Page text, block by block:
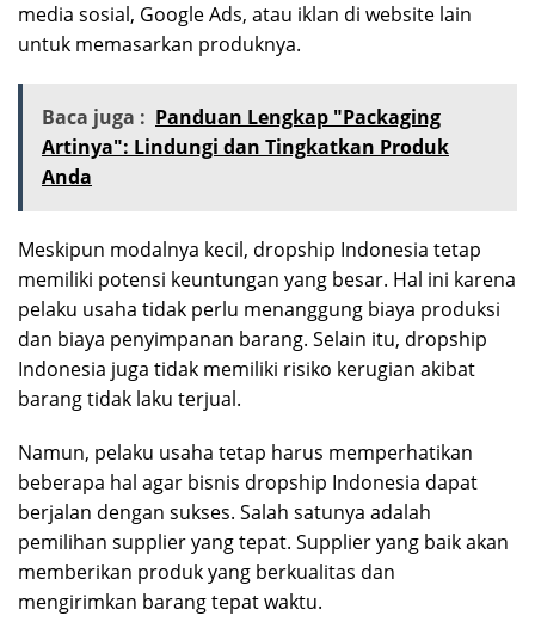
media sosial, Google Ads, atau iklan di website lain
untuk memasarkan produknya.
Baca juga : Panduan Lengkap "Packaging
Artinya": Lindungi dan Tingkatkan Produk
Anda
Meskipun modalnya kecil, dropship Indonesia tetap
memiliki potensi keuntungan yang besar. Hal ini karena
pelaku usaha tidak perlu menanggung biaya produksi
dan biaya penyimpanan barang. Selain itu, dropship
Indonesia juga tidak memiliki risiko kerugian akibat
barang tidak laku terjual.
Namun, pelaku usaha tetap harus memperhatikan
beberapa hal agar bisnis dropship Indonesia dapat
berjalan dengan sukses. Salah satunya adalah
pemilihan supplier yang tepat. Supplier yang baik akan
memberikan produk yang berkualitas dan
mengirimkan barang tepat waktu.